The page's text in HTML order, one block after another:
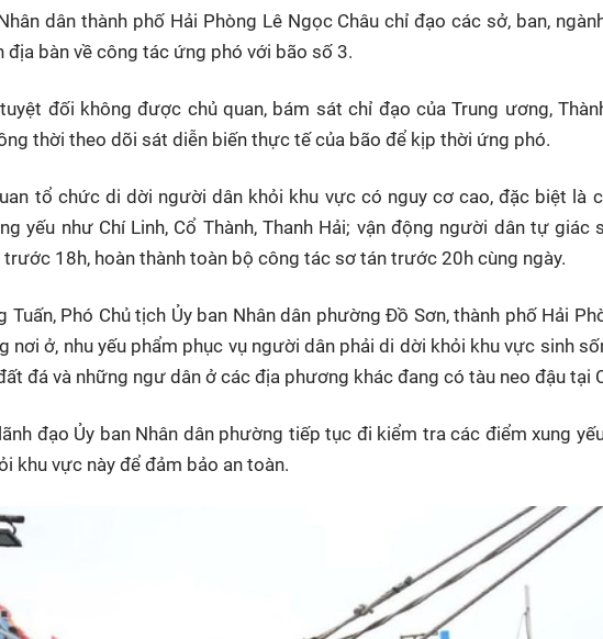
dân thành phố Hải Phòng Lê Ngọc Châu chỉ đạo các sở, ban,
địa bàn về công tác ứng phó với bão số 3.
đối không được chủ quan, bám sát chỉ đạo của Trung ương,
thời theo dõi sát diễn biến thực tế của bão để kịp thời ứng phó.
tổ chức di dời người dân khỏi khu vực có nguy cơ cao, đặc biệt là
yếu như Chí Linh, Cổ Thành, Thanh Hải; vận động người dân tự giác
18h, hoàn thành toàn bộ công tác sơ tán trước 20h cùng ngày.
Tuấn, Phó Chủ tịch Ủy ban Nhân dân phường Đồ Sơn, thành phố Hải
nơi ở, nhu yếu phẩm phục vụ người dân phải di dời khỏi khu vực sinh
đá và những ngư dân ở các địa phương khác đang có tàu neo đậu tại
đạo Ủy ban Nhân dân phường tiếp tục đi kiểm tra các điểm xung
khu vực này để đảm bảo an toàn.